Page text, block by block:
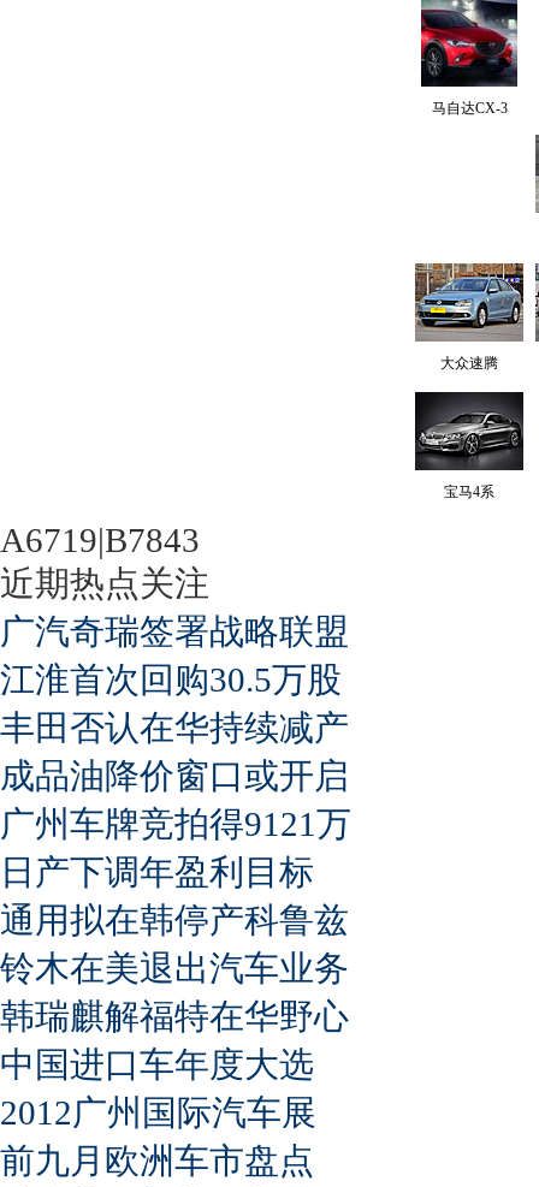
马自达CX-3
大众速腾
宝马4系
A6719|B7843
近期热点关注
广汽奇瑞签署战略联盟
江淮首次回购30.5万股
丰田否认在华持续减产
成品油降价窗口或开启
广州车牌竞拍得9121万
日产下调年盈利目标
通用拟在韩停产科鲁兹
铃木在美退出汽车业务
韩瑞麒解福特在华野心
中国进口车年度大选
2012广州国际汽车展
前九月欧洲车市盘点